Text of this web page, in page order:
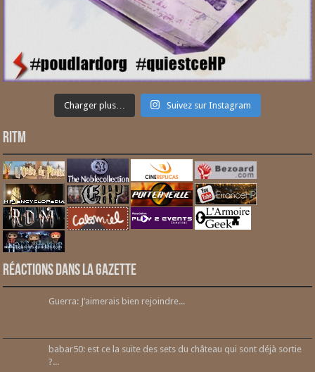
Charger plus… Suivez sur Instagram
RITM
Réactions dans la gazette
Guerra: J’aimerais bien rejoindre...
babar50: est ce la suite des sets du château qui sont déjà sortie
?...